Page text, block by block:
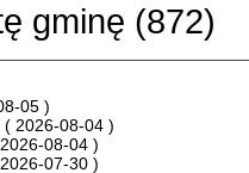
gminę (872)
05 )
( 2026-08-04 )
08-04 )
07-30 )